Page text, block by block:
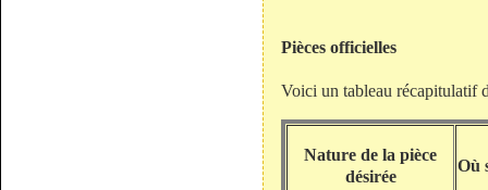
Pièces officielles
Voici un tableau récapitulatif
Nature de la pièce
désirée
Où